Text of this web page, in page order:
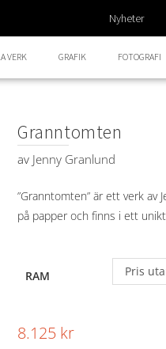
Nyheter
VERK GRAFIK FOTOGRAFI
Granntomten
av Jenny Granlund
”Granntomten” är ett verk av
på papper och finns i ett
RAM Pris
8.125 kr